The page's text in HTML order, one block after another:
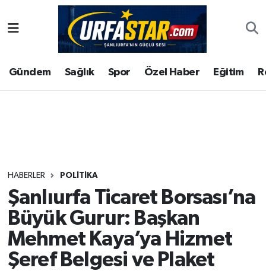
Gündem Sağlık Spor Özel Haber Eğitim
HABERLER POLITIKA
Şanlıurfa Ticaret Borsası’na
Büyük Gurur: Başkan
Mehmet Kaya’ya Hizmet
Şeref Belgesi ve Plaket
ASAYİS
ÇEVRE
Gündem
Kültür
Magazin
Şanlıurfa Nöbetçi Eczaneler
Şanlıurfa Hava Durumu
Tüm Manşetler
Son Dakika Haberleri
Haber Arşivi